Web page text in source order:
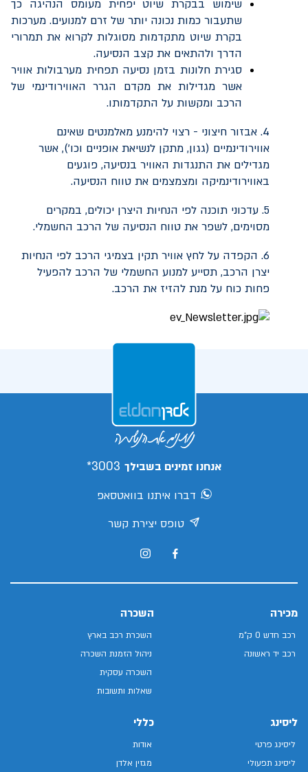
שימוש בבקרת שיוט יפחית מעומס הנהיגה כך
שתעבור כמות נכונה יותר של זרם למנועים. מערכות
בקרת שיוט מתקדמות מסוגלות לקרוא את תמרורי
הדרך ולהתאים את קצב הנסיעה.
סגירת חלונות בזמן נסיעה תפחית מערבולות אוויר
אשר מגדילות את מקדם הגרר האווירודינמי של
הרכב ומקשות על התקדמותו.
4. אבזור חיצוני - רצוי להימנע מאלמנטים שאינם
אווירודינמיים (גגון, מתקן לנשיאת אופניים וכו'), אשר
מגדילים את התנגדות האוויר בנסיעה, פוגעים
באווירודינמיקה ומצמצמים את טווח הנסיעה.
5. עדכוני תוכנה לפי הנחיות היצרן יכולים, במקרים
מסוימים, לשפר את טווח הנסיעה של הרכב החשמלי.
6. הקפדה על לחץ אוויר תקין בצמיגי הרכב לפי הנחיות
יצרן הרכב, תסייע למנוע החשמלי של הרכב להפעיל
פחות כוח על מנת להזיז את הרכב.
אנחנו זמינים בשבילך 3003*
דברו איתנו בוואטסאפ
טופס יצירת קשר
מכירה
רכב חדש 0 ק"מ
רכב יד ראשונה
השכרה
השכרת רכב בארץ
ניהול הזמנת השכרה
השכרה עסקית
שאלות ותשובות
ליסינג
ליסינג פרטי
ליסינג תפעולי
כללי
אודות
מגזין אלדן